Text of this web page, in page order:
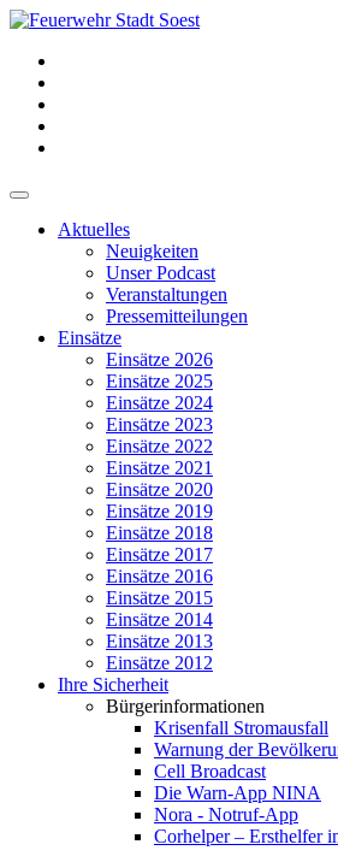
Aktuelles
Neuigkeiten
Unser Podcast
Veranstaltungen
Pressemitteilungen
Einsätze
Einsätze 2026
Einsätze 2025
Einsätze 2024
Einsätze 2023
Einsätze 2022
Einsätze 2021
Einsätze 2020
Einsätze 2019
Einsätze 2018
Einsätze 2017
Einsätze 2016
Einsätze 2015
Einsätze 2014
Einsätze 2013
Einsätze 2012
Ihre Sicherheit
Bürgerinformationen
Krisenfall Stromausfall
Warnung der
Cell Broadcast
Die Warn-App NINA
Nora - Notruf-App
Corhelper – Ersthelfer